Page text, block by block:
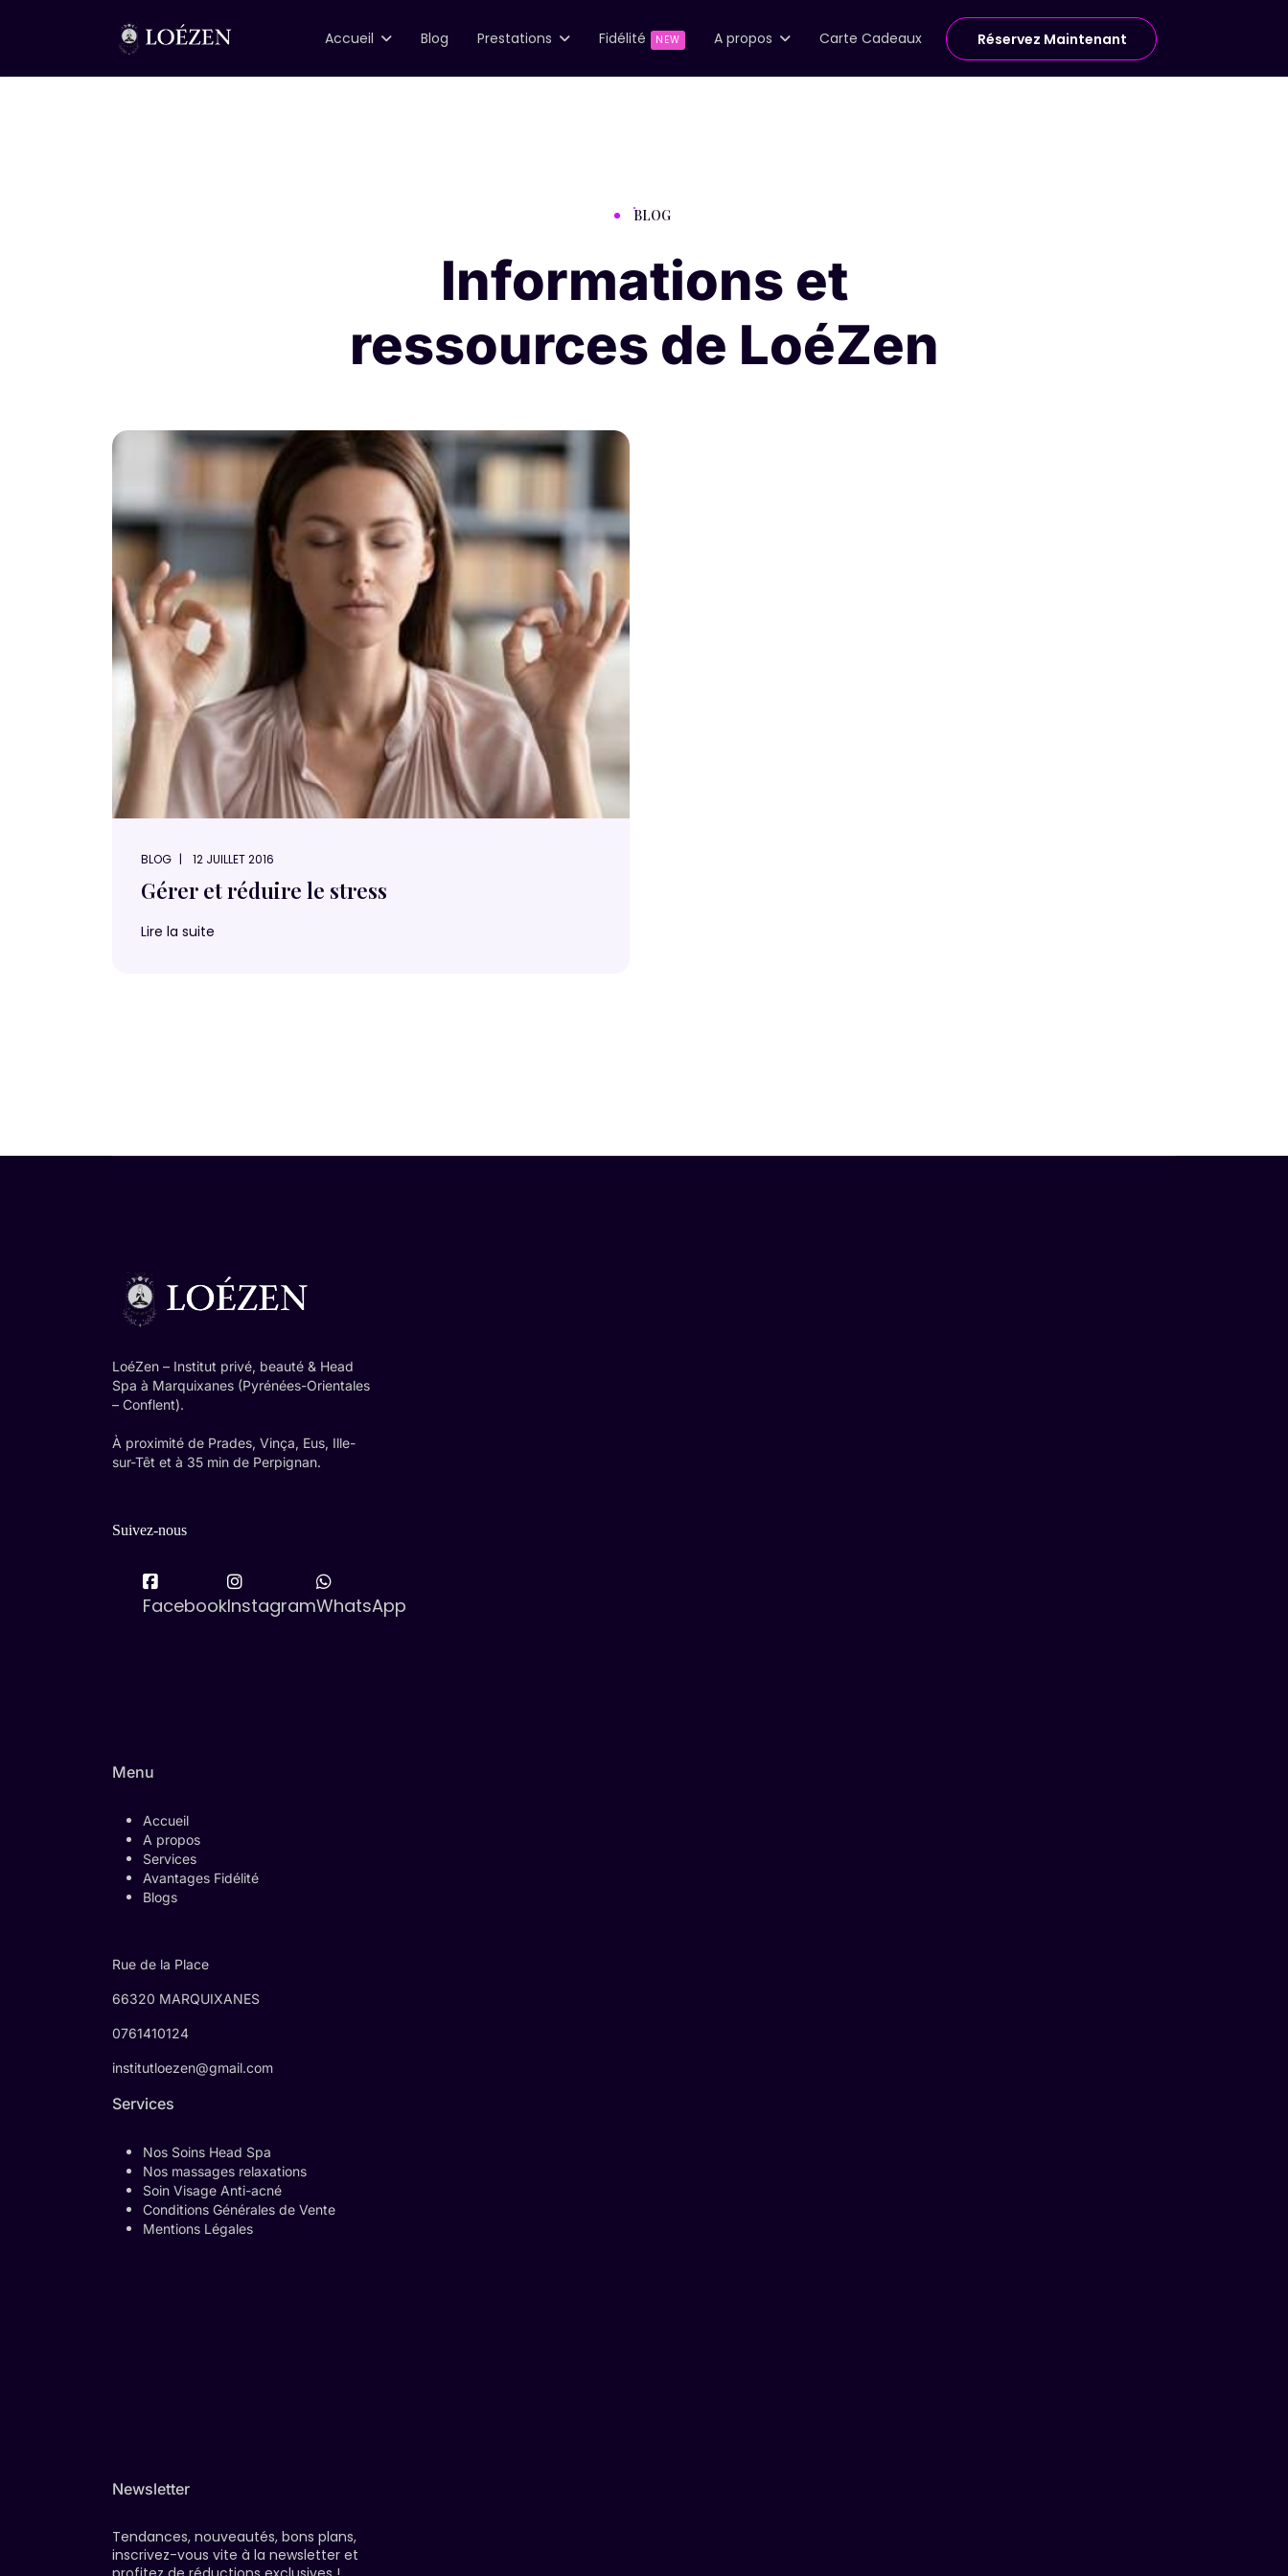
Accueil Blog Prestations Fidélité NEW A propos Carte Cadeaux Réservez Maintenant
BLOG
Informations et
ressources de LoéZen
BLOG 12 JUILLET 2016
Gérer et réduire le stress
Lire la suite
LoéZen – Institut privé, beauté & Head
Spa à Marquixanes (Pyrénées-Orientales
– Conflent).
À proximité de Prades, Vinça, Eus, Ille-
sur-Têt et à 35 min de Perpignan.
Suivez-nous
FacebookInstagramWhatsApp
Menu
Accueil
A propos
Services
Avantages Fidélité
Blogs
Rue de la Place
66320 MARQUIXANES
0761410124
institutloezen@gmail.com
Services
Nos Soins Head Spa
Nos massages relaxations
Soin Visage Anti-acné
Conditions Générales de Vente
Mentions Légales
Newsletter
Tendances, nouveautés, bons plans,
inscrivez-vous vite à la newsletter et